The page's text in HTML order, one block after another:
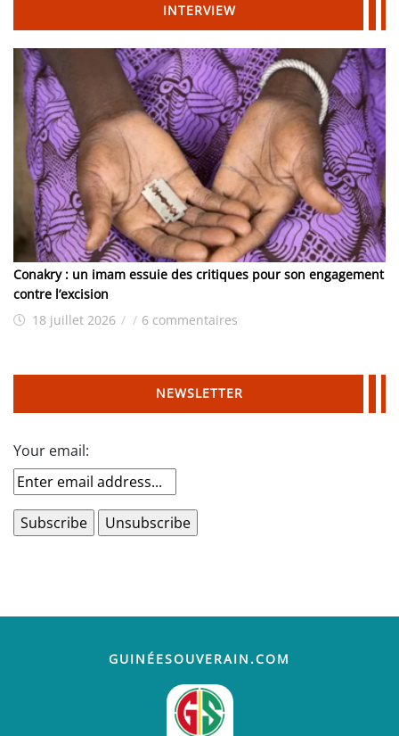
INTERVIEW
Conakry : un imam essuie des critiques pour son engagement
contre l’excision
18 juillet 2026 / / 6 commentaires
NEWSLETTER
Your email:
GUINÉESOUVERAIN.COM